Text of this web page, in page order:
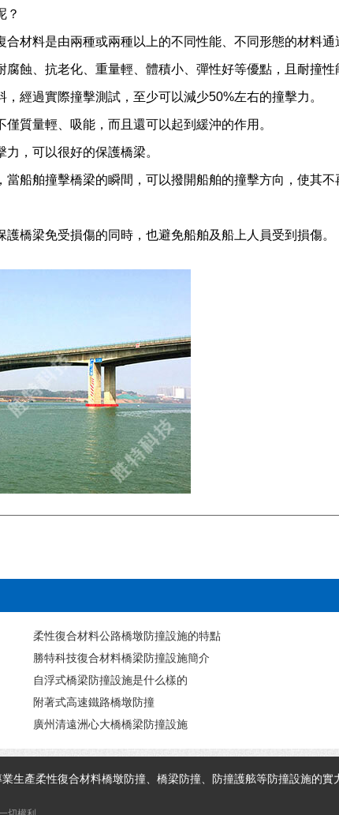
？
材料是由兩種或兩種以上的不同性能、不同形態的材料通
蝕、抗老化、重量輕、體積小、彈性好等優點，且耐撞性
經過實際撞擊測試，至少可以減少50%左右的撞擊力。
質量輕、吸能，而且還可以起到緩沖的作用。
，可以很好的保護橋梁。
船舶撞擊橋梁的瞬間，可以撥開船舶的撞擊方向，使其不
橋梁免受損傷的同時，也避免船舶及船上人員受到損傷。
柔性復合材料公路橋墩防撞設施的特點
勝特科技復合材料橋梁防撞設施簡介
自浮式橋梁防撞設施是什么樣的
附著式高速鐵路橋墩防撞
廣州清遠洲心大橋橋梁防撞設施
生產柔性復合材料橋墩防撞、橋梁防撞、防撞護舷等防撞設施的實